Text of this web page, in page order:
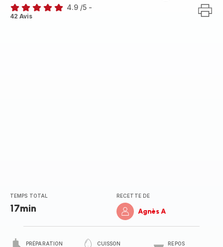
ratings.4.9
4.9 /5 -
42 Avis
TEMPS TOTAL
17min
RECETTE DE
Agnès A
PRÉPARATION CUISSON REPOS